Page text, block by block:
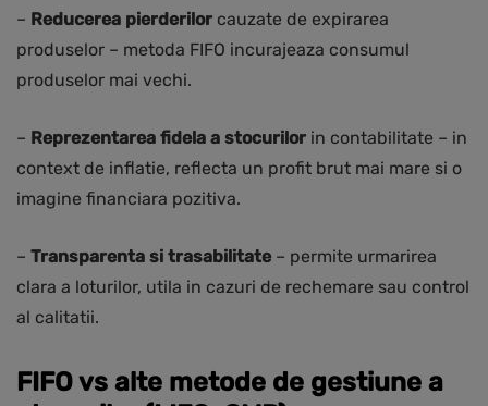
– Reducerea pierderilor cauzate de expirarea
produselor – metoda FIFO incurajeaza consumul
produselor mai vechi.
– Reprezentarea fidela a stocurilor in contabilitate – in
context de inflatie, reflecta un profit brut mai mare si o
imagine financiara pozitiva.
– Transparenta si trasabilitate– permite urmarirea
clara a loturilor, utila in cazuri de rechemare sau control
al calitatii.
FIFO vs alte metode de gestiune a